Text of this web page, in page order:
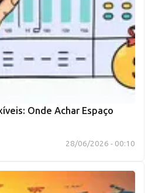
Onde Achar Espaço
28/06/2026 - 00:10